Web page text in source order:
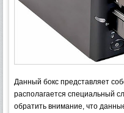
Данный бокс представляет
располагается специальный
обратить внимание, что